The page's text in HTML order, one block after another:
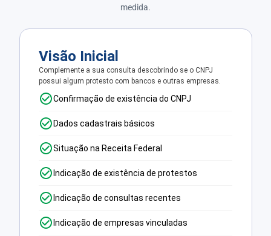
medida.
Visão Inicial
Complemente a sua consulta descobrindo se o CNPJ
possui algum protesto com bancos e outras empresas.
Confirmação de existência do CNPJ
Dados cadastrais básicos
Situação na Receita Federal
Indicação de existência de protestos
Indicação de consultas recentes
Indicação de empresas vinculadas